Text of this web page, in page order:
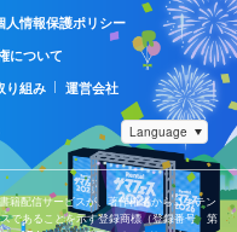
人情報保護ポリシー
について
り組み 運営会社
籍配信サービスが、著作権者からコンテン
であることを示す登録商標（登録番号 第